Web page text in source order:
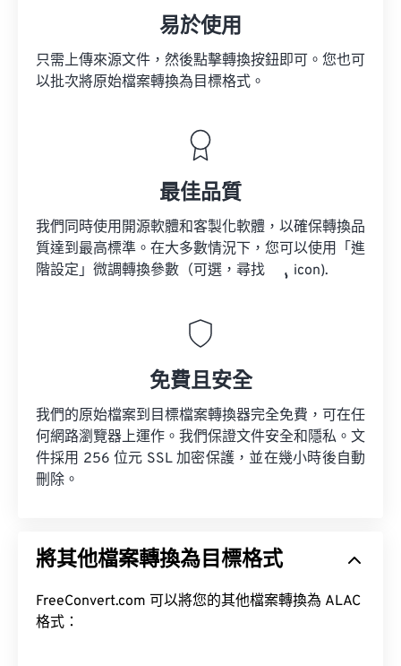
易於使用
只需上傳來源文件，然後點擊轉換按鈕即可。您也可
以批次將原始檔案轉換為目標格式。
最佳品質
我們同時使用開源軟體和客製化軟體，以確保轉換品
質達到最高標準。在大多數情況下，您可以使用「進
階設定」微調轉換參數（可選，尋找
icon).
免費且安全
我們的原始檔案到目標檔案轉換器完全免費，可在任
何網路瀏覽器上運作。我們保證文件安全和隱私。文
件採用 256 位元 SSL 加密保護，並在幾小時後自動
刪除。
將其他檔案轉換為目標格式
FreeConvert.com 可以將您的其他檔案轉換為 ALAC
格式：